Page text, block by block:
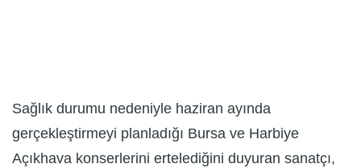
Sağlık durumu nedeniyle haziran ayında
gerçekleştirmeyi planladığı Bursa ve Harbiye
Açıkhava konserlerini ertelediğini duyuran sanatçı,